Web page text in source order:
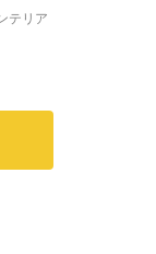
テリア